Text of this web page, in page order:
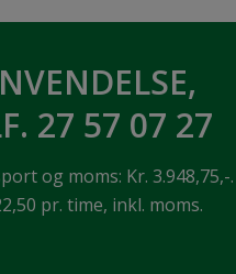
27 57 07 27
og moms: Kr. 3.948,75,-.
pr. time, inkl. moms.